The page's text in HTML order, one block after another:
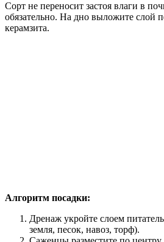
Сорт не переносит застоя влаги в
обязательно. На дно выложите слой
керамзита.
Алгоритм посадки:
Дренаж укройте слоем
земля, песок, навоз, торф).